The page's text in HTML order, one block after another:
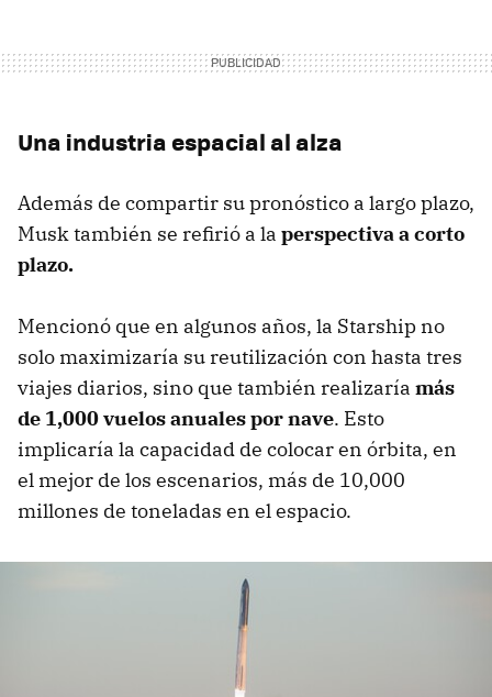
Una industria espacial al alza
Además de compartir su pronóstico a largo plazo,
Musk también se refirió a la perspectiva a corto
plazo.
Mencionó que en algunos años, la Starship no
solo maximizaría su reutilización con hasta tres
viajes diarios, sino que también realizaría más
de 1,000 vuelos anuales por nave. Esto
implicaría la capacidad de colocar en órbita, en
el mejor de los escenarios, más de 10,000
millones de toneladas en el espacio.